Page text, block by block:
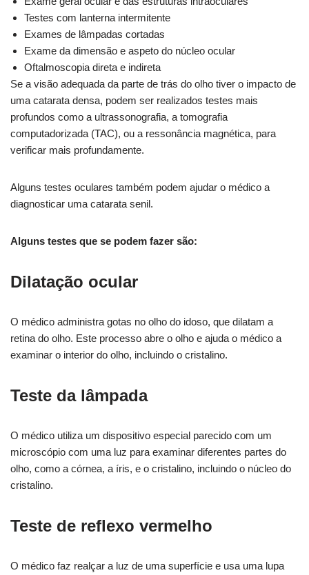
Testes com lanterna intermitente
Exames de lâmpadas cortadas
Exame da dimensão e aspeto do núcleo ocular
Oftalmoscopia direta e indireta
Se a visão adequada da parte de trás do olho tiver o impacto de
uma catarata densa, podem ser realizados testes mais
profundos como a ultrassonografia, a tomografia
computadorizada (TAC), ou a ressonância magnética, para
verificar mais profundamente.
Alguns testes oculares também podem ajudar o médico a
diagnosticar uma catarata senil.
Alguns testes que se podem fazer são:
Dilatação ocular
O médico administra gotas no olho do idoso, que dilatam a
retina do olho. Este processo abre o olho e ajuda o médico a
examinar o interior do olho, incluindo o cristalino.
Teste da lâmpada
O médico utiliza um dispositivo especial parecido com um
microscópio com uma luz para examinar diferentes partes do
olho, como a córnea, a íris, e o cristalino, incluindo o núcleo do
cristalino.
Teste de reflexo vermelho
O médico faz realçar a luz de uma superfície e usa uma lupa